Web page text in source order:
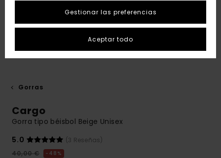
Gorras
Cargo
Gorra tipo béisbol Beige Unisex
5.0
(3 Reseñas)
40,00 €
48%
Gestionar las preferencias
Aceptar todo